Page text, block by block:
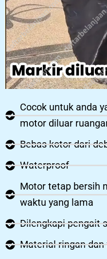
Cocok untuk anda
motor diluar
Bebas kotor dari
Waterproof
Motor tetap bersih
waktu yang lama
Dilengkapi pengait
Material ringan